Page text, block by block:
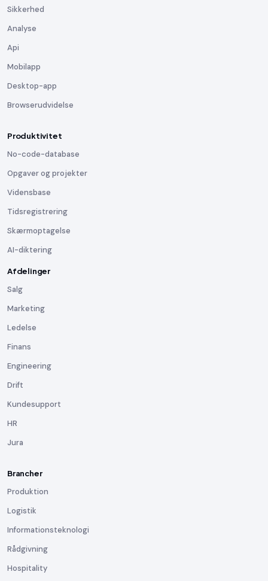
Sikkerhed
Analyse
Api
Mobilapp
Desktop-app
Browserudvidelse
Produktivitet
No-code-database
Opgaver og projekter
Vidensbase
Tidsregistrering
Skærmoptagelse
AI-diktering
Afdelinger
Salg
Marketing
Ledelse
Finans
Engineering
Drift
Kundesupport
HR
Jura
Brancher
Produktion
Logistik
Informationsteknologi
Rådgivning
Hospitality